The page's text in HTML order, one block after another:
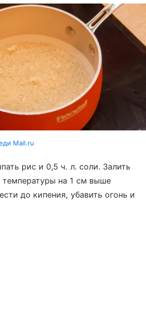
Mail.ru
рис и 0,5 ч. л. соли. Залить
на 1 см выше
до кипения, убавить огонь и